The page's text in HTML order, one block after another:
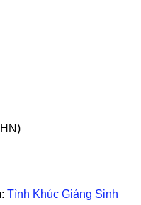
Tình Khúc Giáng Sinh